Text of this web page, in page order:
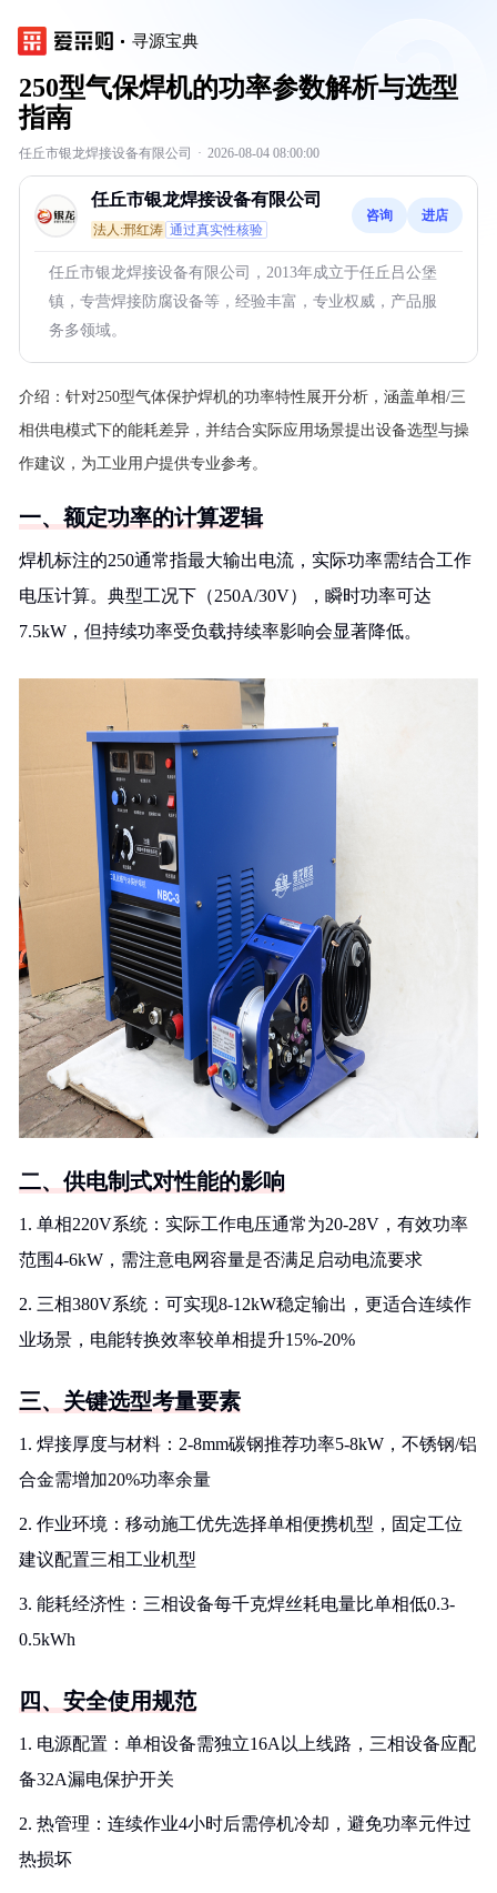
寻源宝典
250型气保焊机的功率参数解析与选型
指南
任丘市银龙焊接设备有限公司 · 2026-08-04 08:00:00
任丘市银龙焊接设备有限公司
法人:邢红涛 通过真实性核验
咨询 进店
任丘市银龙焊接设备有限公司，2013年成立于任丘吕公堡
镇，专营焊接防腐设备等，经验丰富，专业权威，产品服
务多领域。
介绍： 针对250型气体保护焊机的功率特性展开分析，涵盖单相/三
相供电模式下的能耗差异，并结合实际应用场景提出设备选型与操
作建议，为工业用户提供专业参考。
一、额定功率的计算逻辑
焊机标注的250通常指最大输出电流，实际功率需结合工作
电压计算。典型工况下（250A/30V），瞬时功率可达
7.5kW，但持续功率受负载持续率影响会显著降低。
二、供电制式对性能的影响
1. 单相220V系统：实际工作电压通常为20-28V，有效功率
范围4-6kW，需注意电网容量是否满足启动电流要求
2. 三相380V系统：可实现8-12kW稳定输出，更适合连续作
业场景，电能转换效率较单相提升15%-20%
三、关键选型考量要素
1. 焊接厚度与材料：2-8mm碳钢推荐功率5-8kW，不锈钢/铝
合金需增加20%功率余量
2. 作业环境：移动施工优先选择单相便携机型，固定工位
建议配置三相工业机型
3. 能耗经济性：三相设备每千克焊丝耗电量比单相低0.3-
0.5kWh
四、安全使用规范
1. 电源配置：单相设备需独立16A以上线路，三相设备应配
备32A漏电保护开关
2. 热管理：连续作业4小时后需停机冷却，避免功率元件过
热损坏